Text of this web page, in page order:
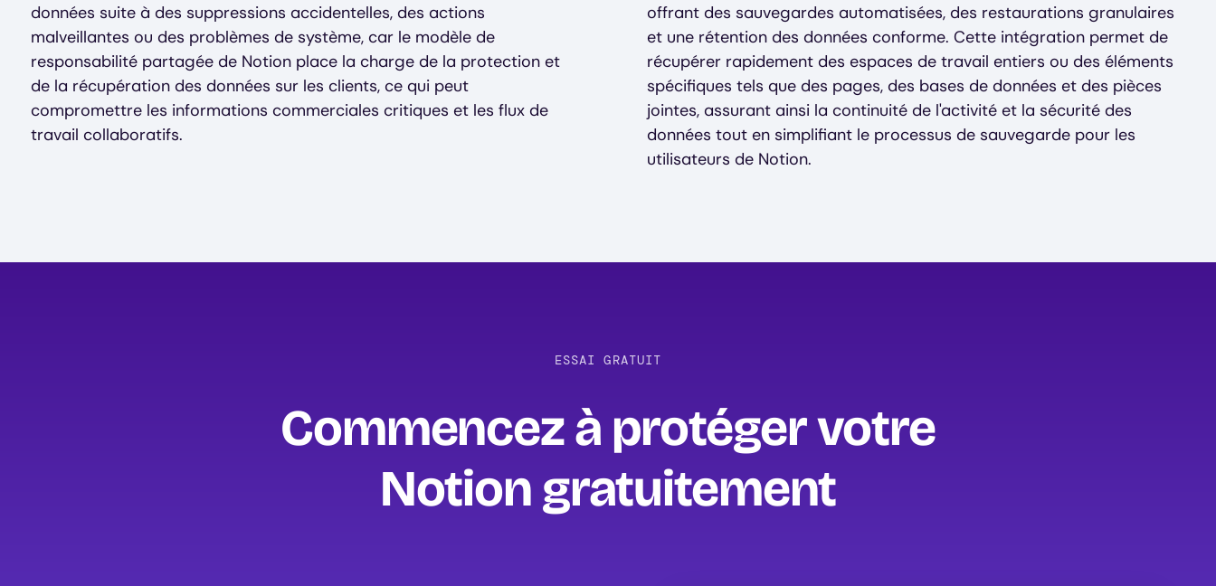
données suite à des suppressions accidentelles, des actions
malveillantes ou des problèmes de système, car le modèle de
responsabilité partagée de Notion place la charge de la protection et
de la récupération des données sur les clients, ce qui peut
compromettre les informations commerciales critiques et les flux de
travail collaboratifs.
offrant des sauvegardes automatisées, des restaurations granulaires
et une rétention des données conforme. Cette intégration permet de
récupérer rapidement des espaces de travail entiers ou des éléments
spécifiques tels que des pages, des bases de données et des pièces
jointes, assurant ainsi la continuité de l'activité et la sécurité des
données tout en simplifiant le processus de sauvegarde pour les
utilisateurs de Notion.
ESSAI GRATUIT
Commencez à protéger votre
Notion gratuitement‍